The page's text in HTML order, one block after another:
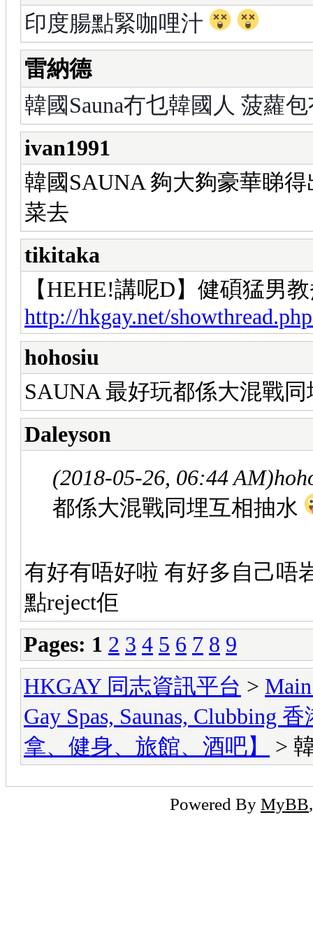
印度腸點緊咖哩汁
雷納德
韓國Sauna冇乜韓國人 菠蘿
ivan1991
韓國SAUNA 夠大夠豪華睇
菜去
tikitaka
【HEHE!講呢D】健碩猛男
http://hkgay.net/
hohosiu
SAUNA 最好玩都係大混戰
Daleyson
(2018-05-26, 06:44 AM)
都係大混戰同埋互相抽水
有好有唔好啦 有好多自己唔
點reject佢
Pages: 1 2 3 4 5 6 7 8 9
HKGAY 同志資訊平台 >
Gay Spas, Saunas, Clubbing
拿、健身、旅館、酒吧】
>
Powered By MyBB